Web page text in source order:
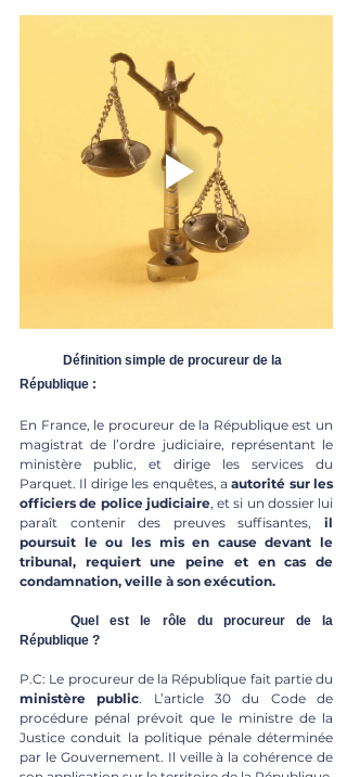
République :
En France, le procureur de la République est un
magistrat de l’ordre judiciaire, représentant le
ministère public, et dirige les services du
Parquet. Il dirige les enquêtes, a autorité sur les
officiers de police judiciaire, et si un dossier lui
paraît contenir des preuves suffisantes, il
poursuit le ou les mis en cause devant le
tribunal, requiert une peine et en cas de
condamnation, veille à son exécution.
	Quel est le rôle du procureur de la
République ?
ministère public. L’article 30 du Code de
procédure pénal prévoit que le ministre de la
Justice conduit la politique pénale déterminée
par le Gouvernement. Il veille à la cohérence de